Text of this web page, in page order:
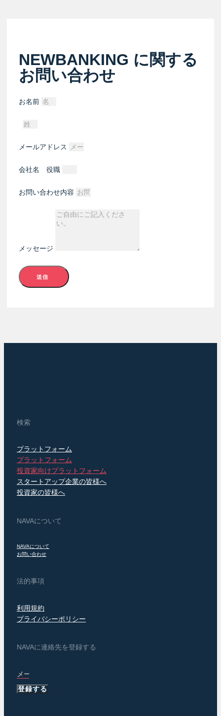
NEWBANKING に関する
お問い合わせ
お名前
メールアドレス
会社名 役職
お問い合わせ内容
メッセージ
送信
検索
プラットフォーム
プラットフォーム
投資家向けプラットフォーム
スタートアップ企業の皆様へ
投資家の皆様へ
NAVAについて
NAVAについて
お問い合わせ
法的事項
利用規約
プライバシーポリシー
NAVAに連絡先を登録する
登録する